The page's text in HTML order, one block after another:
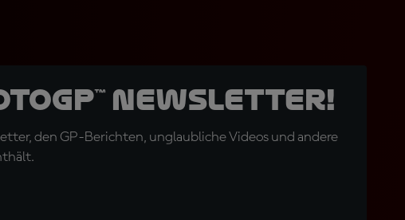
Newsletter!
den GP-Berichten, unglaubliche Videos und andere